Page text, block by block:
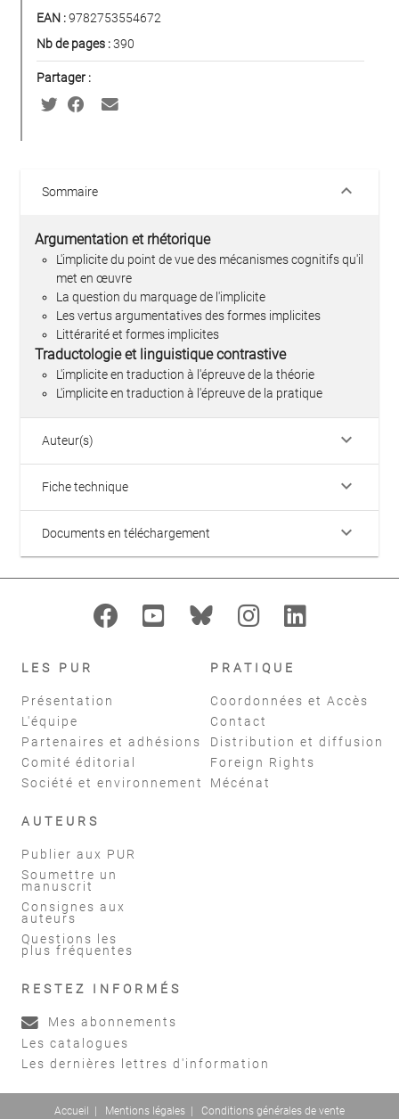
EAN :9782753554672
Nb de pages :390
Partager :
Sommaire keyboard_arrow_down
Argumentation et rhétorique
L'implicite du point de vue des mécanismes cognitifs qu'il
met en œuvre
La question du marquage de l'implicite
Les vertus argumentatives des formes implicites
Littérarité et formes implicites
Traductologie et linguistique contrastive
L'implicite en traduction à l'épreuve de la théorie
L'implicite en traduction à l'épreuve de la pratique
Auteur(s) keyboard_arrow_down
Fiche technique keyboard_arrow_down
Documents en téléchargement keyboard_arrow_down
LES PUR
Présentation
L'équipe
Partenaires et adhésions
Comité éditorial
Société et environnement
PRATIQUE
Coordonnées et Accès
Contact
Distribution et diffusion
Foreign Rights
Mécénat
AUTEURS
Publier aux PUR
Soumettre un
manuscrit
Consignes aux
auteurs
Questions les
plus fréquentes
RESTEZ INFORMÉS
Mes abonnements
Les catalogues
Les dernières lettres d'information
Accueil Mentions légales Conditions générales de vente